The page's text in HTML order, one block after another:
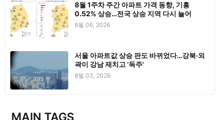
8월 1주차 주간 아파트 가격 동향, 기흥
0.52% 상승…전국 상승 지역 다시 늘어
8월 06, 2026
서울 아파트값 상승 판도 바뀌었다…강북·외
곽이 강남 제치고 '독주'
8월 03, 2026
MAIN TAGS